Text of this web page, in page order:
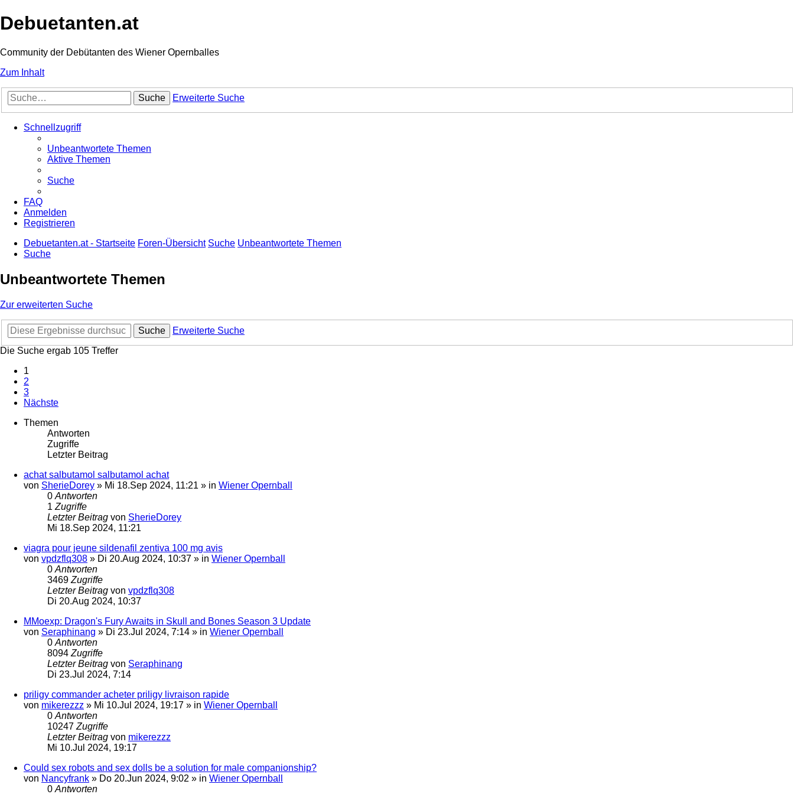
Debuetanten.at
Community der Debütanten des Wiener Opernballes
Zum Inhalt
Suche Erweiterte Suche
Schnellzugriff
Unbeantwortete Themen
Aktive Themen
Suche
FAQ
Anmelden
Registrieren
Debuetanten.at - Startseite Foren-Übersicht Suche Unbeantwortete Themen
Suche
Unbeantwortete Themen
Zur erweiterten Suche
Suche
Erweiterte Suche
Die Suche ergab 105 Treffer
1
2
3
Nächste
Themen
Antworten
Zugriffe
Letzter Beitrag
achat salbutamol salbutamol achat
von SherieDorey » Mi 18.Sep 2024, 11:21 » in Wiener Opernball
0 Antworten
1 Zugriffe
Letzter Beitrag von SherieDorey
Mi 18.Sep 2024, 11:21
viagra pour jeune sildenafil zentiva 100 mg avis
von vpdzflq308 » Di 20.Aug 2024, 10:37 » in Wiener Opernball
0 Antworten
3469 Zugriffe
Letzter Beitrag von vpdzflq308
Di 20.Aug 2024, 10:37
MMoexp: Dragon's Fury Awaits in Skull and Bones Season 3 Update
von Seraphinang » Di 23.Jul 2024, 7:14 » in Wiener Opernball
0 Antworten
8094 Zugriffe
Letzter Beitrag von Seraphinang
Di 23.Jul 2024, 7:14
priligy commander acheter priligy livraison rapide
von mikerezzz » Mi 10.Jul 2024, 19:17 » in Wiener Opernball
0 Antworten
10247 Zugriffe
Letzter Beitrag von mikerezzz
Mi 10.Jul 2024, 19:17
Could sex robots and sex dolls be a solution for male companionship?
von Nancyfrank » Do 20.Jun 2024, 9:02 » in Wiener Opernball
0 Antworten